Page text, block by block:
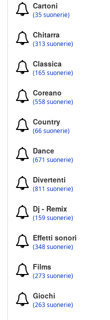
Cartoni
(35 suonerie)
Chitarra
(313 suonerie)
Classica
(165 suonerie)
Coreano
(558 suonerie)
Country
(66 suonerie)
Dance
(671 suonerie)
Divertenti
(811 suonerie)
Dj - Remix
(159 suonerie)
Effetti sonori
(348 suonerie)
Films
(273 suonerie)
Giochi
(263 suonerie)